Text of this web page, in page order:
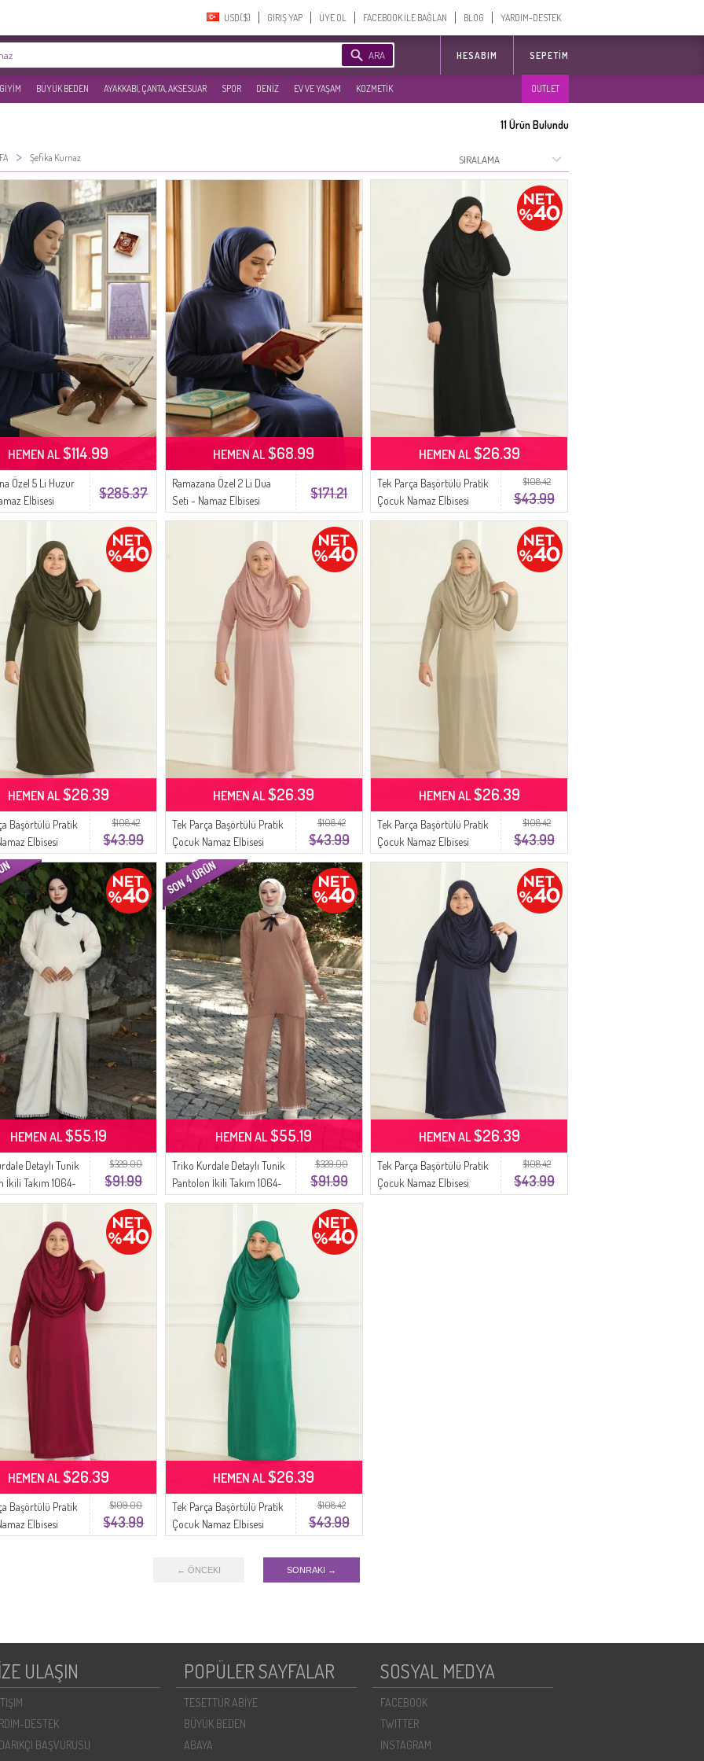
USD($)‎ GIRIŞ YAP ÜYE OL FACEBOOK İLE BAĞLAN BLOG YARDIM-DESTEK
ARA HESABIM SEPETIM
BÜYÜK BEDEN AYAKKABI, ÇANTA, AKSESUAR SPOR DENİZ EV VE YAŞAM KOZMETİK OUTLET
11Ürün Bulundu
> Şefika Kurnaz
$285.37
Özel 5 Li Huzur
Elbisesi
Seccade
HEMEN AL$114.99
$171.21
Ramazana Özel 2 Li Dua
Seti - Namaz Elbisesi
Kuranı Kerim - 0002-01
HEMEN AL$68.99
$108.42
$43.99
Tek Parça Başörtülü Pratik
Çocuk Namaz Elbisesi
1985-01 Siyah
HEMEN AL$26.39
$108.42
$43.99
Başörtülü Pratik
Elbisesi
Haki
HEMEN AL$26.39
$108.42
$43.99
Tek Parça Başörtülü Pratik
Çocuk Namaz Elbisesi
1985-06 Pudra
HEMEN AL$26.39
$108.42
$43.99
Tek Parça Başörtülü Pratik
Çocuk Namaz Elbisesi
1985-02 Vizon
HEMEN AL$26.39
$329.00
$91.99
Detaylı Tunik
İkili Takım 1064-
HEMEN AL$55.19
$329.00
$91.99
Triko Kurdale Detaylı Tunik
Pantolon İkili Takım 1064-
05 Sütlü kahve
HEMEN AL$55.19
$108.42
$43.99
Tek Parça Başörtülü Pratik
Çocuk Namaz Elbisesi
HEMEN AL$26.39
$109.00
$43.99
Başörtülü Pratik
Elbisesi
HEMEN AL$26.39
$108.42
$43.99
Tek Parça Başörtülü Pratik
Çocuk Namaz Elbisesi
HEMEN AL$26.39
← ÖNCEKI SONRAKI →
ULAŞIN
DESTEK
BAŞVURUSU
POPÜLER SAYFALAR
TESETTÜR ABİYE
BÜYÜK BEDEN
ABAYA
SOSYAL MEDYA
FACEBOOK
TWITTER
INSTAGRAM